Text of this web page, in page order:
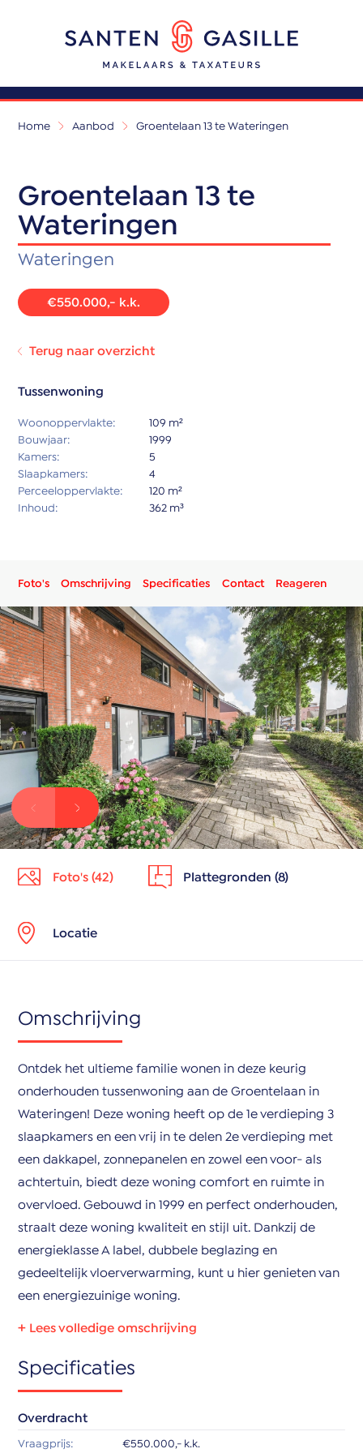
Home Aanbod Groentelaan 13 te Wateringen
Groentelaan 13 te
Wateringen
Wateringen
€550.000,- k.k.
Terug naar overzicht
Tussenwoning
Woonoppervlakte:
109 m²
Bouwjaar:
1999
Kamers:
5
Slaapkamers:
4
Perceeloppervlakte:
120 m²
Inhoud:
362 m³
Foto's Omschrijving Specificaties Contact Reageren
Foto's (42) Plattegronden (8)
Locatie
Omschrijving
Ontdek het ultieme familie wonen in deze keurig
onderhouden tussenwoning aan de Groentelaan in
Wateringen! Deze woning heeft op de 1e verdieping 3
slaapkamers en een vrij in te delen 2e verdieping met
een dakkapel, zonnepanelen en zowel een voor- als
achtertuin, biedt deze woning comfort en ruimte in
overvloed. Gebouwd in 1999 en perfect onderhouden,
straalt deze woning kwaliteit en stijl uit. Dankzij de
energieklasse A label, dubbele beglazing en
gedeeltelijk vloerverwarming, kunt u hier genieten van
een energiezuinige woning.
De woning is gelegen in een kindvriendelijke, rustige
scholen en speeltuinen op loopafstand van de woning.
Supermarkten, winkels en openbaar vervoer zijn
Specificaties
Overdracht
Vraagprijs: €550.000,- k.k.